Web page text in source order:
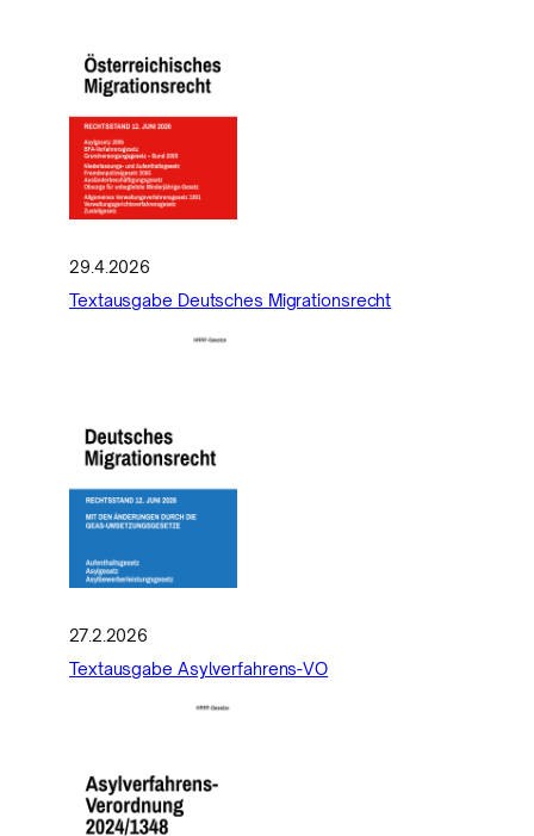
29.4.2026
Textausgabe Deutsches Migrationsrecht
27.2.2026
Textausgabe Asylverfahrens-VO